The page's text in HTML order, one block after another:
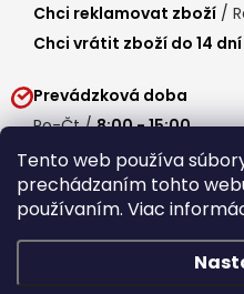
Tento web používa
prechádzaním tohto
používaním. Viac
Chci reklamovat zboží /
Chci vrátit zboží do 14 dní
Prevádzková doba
Po-Čt /8:00 - 15:00
Pá / 7:30 - 14:30
Obedňajšia prestávka /